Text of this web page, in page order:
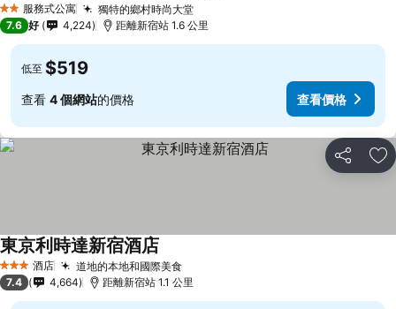
2 星級服務式公寓 獨特的鄉村時尚大堂
7.6 好 4,224 距離新宿站 1.6 公里
低至 $519
查看 4 個網站的價格 查看價格
分享 放
3 星級 酒店 道地的本地和國際美食
東京利時達新宿酒店
7.4 4,664 距離新宿站 1.1 公里